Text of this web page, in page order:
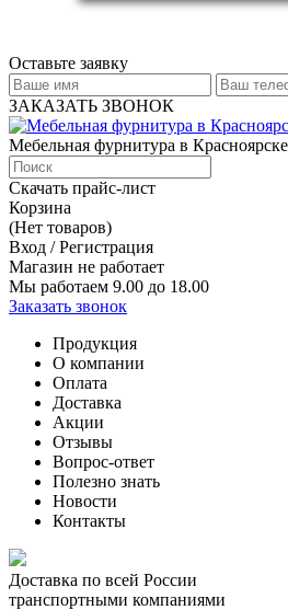
Оставьте заявку
ЗАКАЗАТЬ ЗВОНОК
Мебельная фурнитура в
Скачать прайс-лист
Корзина
(Нет товаров)
Вход / Регистрация
Магазин не работает
Мы работаем 9.00 до 18.00
Заказать звонок
Продукция
О компании
Оплата
Доставка
Акции
Отзывы
Вопрос-ответ
Полезно знать
Новости
Контакты
Доставка по всей России
транспортными компаниями